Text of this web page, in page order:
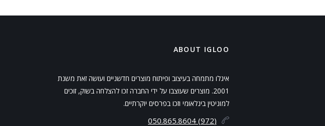
ABOUT IGLOO
איגלו מתמחה בעיצוב ופיתוח מוצרים חדשניים ועושה זאת משנת
2001. מוצרים שעוצבו על ידי החברה זכו להצלחה בשוק, זוכים
למוניטין בינלאומי וזכו בפרסים יוקרתיים.
(972) 050.865.8604